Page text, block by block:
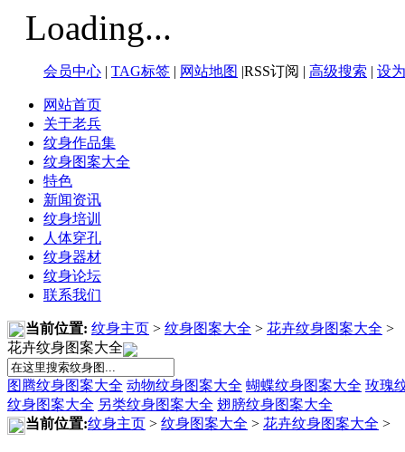
Loading...
会员中心 | TAG标签 | 网站地图 |RSS订阅 | 高级搜索 | 设
网站首页
关于老兵
纹身作品集
纹身图案大全
特色
新闻资讯
纹身培训
人体穿孔
纹身器材
纹身论坛
联系我们
当前位置: 纹身主页 > 纹身图案大全 > 花卉纹身图案大全 >
花卉纹身图案大全
图腾纹身图案大全 动物纹身图案大全 蝴蝶纹身图案大全 玫瑰
纹身图案大全 另类纹身图案大全 翅膀纹身图案大全
当前位置:纹身主页 > 纹身图案大全 > 花卉纹身图案大全 >